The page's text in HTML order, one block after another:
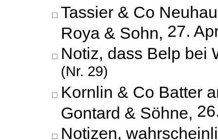
Tassier & Co
Roya & Sohn, 27.
Notiz, dass Belp bei
(Nr. 29)
Kornlin & Co Batter
Gontard & Söhne,
Notizen,